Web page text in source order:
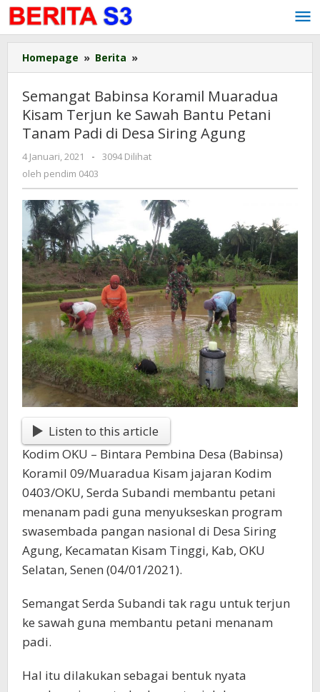
Lewati
ke
konten
Homepage » Berita »
Babinsa
Muaradua
Kisam
Terjun
Sawah
Petani
Tanam
Padi
di
Desa
Siring
Agung
Semangat Babinsa Koramil Muaradua
Kisam Terjun ke Sawah Bantu Petani
Tanam Padi di Desa Siring Agung
4 Januari, 2021
oleh
pendim
-
3094 Dilihat
oleh pendim 0403
Listen to this article
Kodim OKU – Bintara Pembina Desa (Babinsa)
Koramil 09/Muaradua Kisam jajaran Kodim
0403/OKU, Serda Subandi membantu petani
menanam padi guna menyukseskan program
swasembada pangan nasional di Desa Siring
Agung, Kecamatan Kisam Tinggi, Kab, OKU
Selatan, Senen (04/01/2021).
Semangat Serda Subandi tak ragu untuk terjun
ke sawah guna membantu petani menanam
padi.
Hal itu dilakukan sebagai bentuk nyata